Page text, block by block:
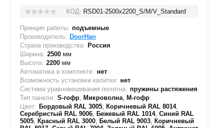
КОД: RSD01-2500х2200_S/M/V_Standard
Принцип работы: подъемные
Производитель: DoorHan
Страна производства: Россия
Ширина: 2500 мм
Высота: 2200 мм
Автоматика в комплекте: нет
Возможность установки калитки: нет
Система уравновешивания полотна: пружины растяжения
Тип панели: S-гофр, Микроволна, M-гофр
Цвет: Бордовый RAL 3005, Коричневый RAL 8014,
Серебристый RAL 9006, Бежевый RAL 1014, Синий RAL
5005, Красный RAL 3000, Белый RAL 9003, Коричневый